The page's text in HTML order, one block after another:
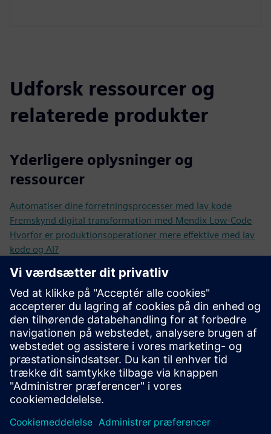
Udforsk ressourcer og
relaterede produkter
Yderligere oplysninger og
ressourcer
Automatiser dine forretningsprocesser med lav kode
Fremskynd digital transformation med Mendix Low-Code
Hvorfor er produktionsoperationer mere effektive med lav
kode og AI?
produkter og tjenester
Kundesag KPN
Kundekasse Van Bommel
Kundecase Unica
Kundesag Essenza
Forudsætninger